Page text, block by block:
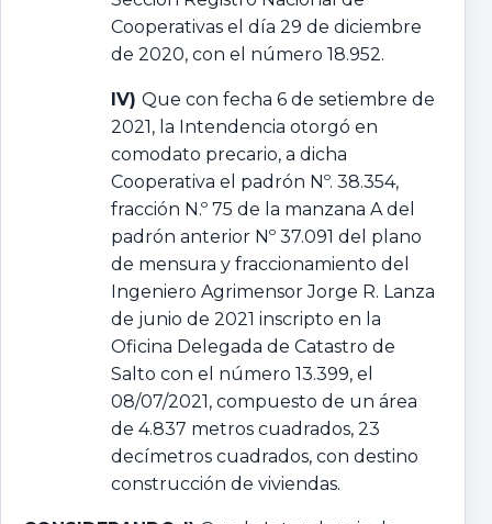
Cooperativas el día 29 de diciembre
de 2020, con el número 18.952.
IV) Que con fecha 6 de setiembre de
2021, la Intendencia otorgó en
comodato precario, a dicha
Cooperativa el padrón Nº. 38.354,
fracción N.º 75 de la manzana A del
padrón anterior Nº 37.091 del plano
de mensura y fraccionamiento del
Ingeniero Agrimensor Jorge R. Lanza
de junio de 2021 inscripto en la
Oficina Delegada de Catastro de
Salto con el número 13.399, el
08/07/2021, compuesto de un área
de 4.837 metros cuadrados, 23
decímetros cuadrados, con destino
construcción de viviendas.